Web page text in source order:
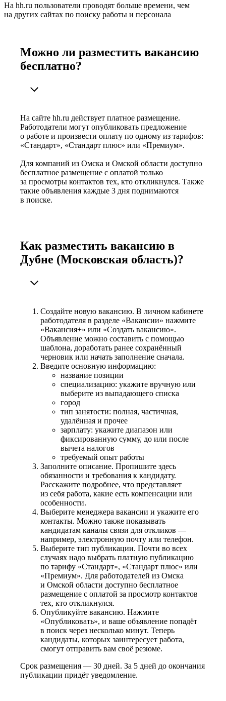
На hh.ru пользователи проводят больше времени, чем
на других сайтах по поиску работы и персонала
Можно ли разместить вакансию
бесплатно?
На сайте hh.ru действует платное размещение.
Работодатели могут опубликовать предложение
о работе и произвести оплату по одному из тарифов:
«Стандарт», «Стандарт плюс» или «Премиум».
Для компаний из Омска и Омской области доступно
бесплатное размещение с оплатой только
за просмотры контактов тех, кто откликнулся. Также
такие объявления каждые 3 дня поднимаются
в поиске.
Как разместить вакансию в
Дубне (Московская область)?
Создайте новую вакансию. В личном кабинете
работодателя в разделе «Вакансии» нажмите
«Вакансия+» или «Создать вакансию».
Объявление можно составить с помощью
шаблона, доработать ранее сохранённый
черновик или начать заполнение сначала.
Введите основную информацию:
название позиции
специализацию: укажите вручную или
выберите из выпадающего списка
город
тип занятости: полная, частичная,
удалённая и прочее
зарплату: укажите диапазон или
фиксированную сумму, до или после
вычета налогов
требуемый опыт работы
Заполните описание. Пропишите здесь
обязанности и требования к кандидату.
Расскажите подробнее, что представляет
из себя работа, какие есть компенсации или
особенности.
Выберите менеджера вакансии и укажите его
контакты. Можно также показывать
кандидатам каналы связи для откликов —
например, электронную почту или телефон.
Выберите тип публикации. Почти во всех
случаях надо выбрать платную публикацию
по тарифу «Стандарт», «Стандарт плюс» или
«Премиум». Для работодателей из Омска
и Омской области доступно бесплатное
размещение с оплатой за просмотр контактов
тех, кто откликнулся.
Опубликуйте вакансию. Нажмите
«Опубликовать», и ваше объявление попадёт
в поиск через несколько минут. Теперь
кандидаты, которых заинтересует работа,
смогут отправить вам своё резюме.
Срок размещения — 30 дней. За 5 дней до окончания
публикации придёт уведомление.